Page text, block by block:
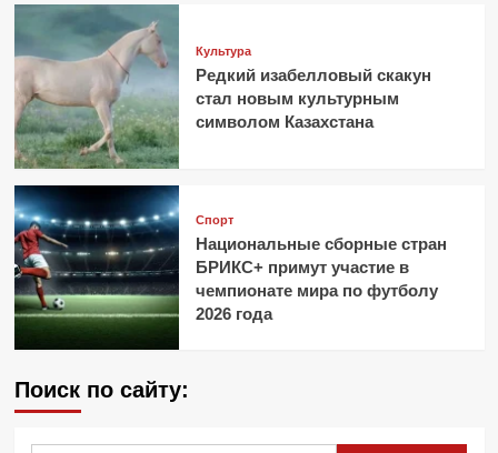
Культура
Редкий изабелловый скакун
стал новым культурным
символом Казахстана
Спорт
Национальные сборные стран
БРИКС+ примут участие в
чемпионате мира по футболу
2026 года
Поиск по сайту: